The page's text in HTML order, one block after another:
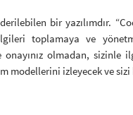
bir yazılımdır.
toplamaya ve
olmadan,
modellerini izleyecek ve